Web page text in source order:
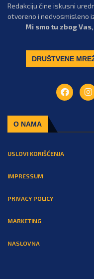
Redakciju čine iskusni
otvoreno i nedvosmisleno
Mi smo tu zbog
DRUŠTVENE
O NAMA
USLOVI KORIŠĆENJA
IMPRESSUM
PRIVACY POLICY
MARKETING
NASLOVNA